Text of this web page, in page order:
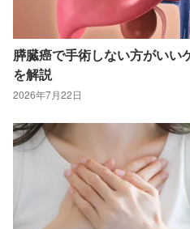
膵臓癌で手術しない方がいい
を解説
2026年7月22日